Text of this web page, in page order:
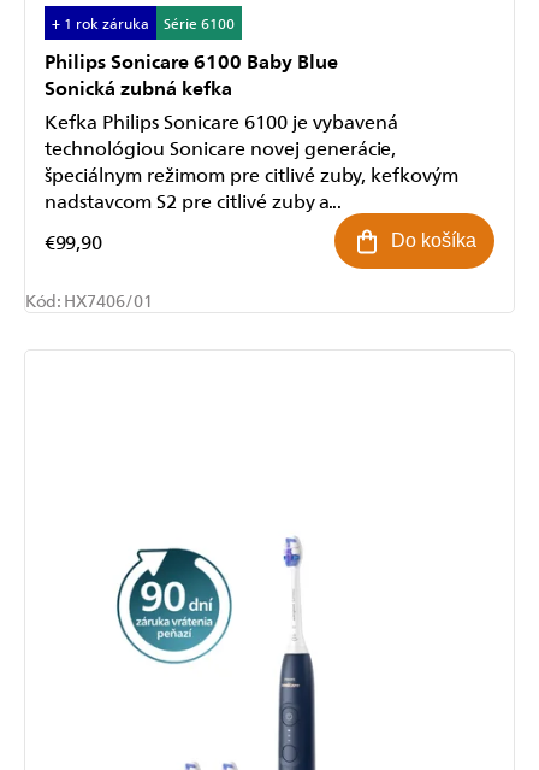
+ 1 rok záruka Série 6100
Philips Sonicare 6100 Baby Blue
Sonická zubná kefka
€99,90 Do košíka
Kefka Philips Sonicare 6100 je vybavená
technológiou Sonicare novej generácie,
špeciálnym režimom pre citlivé zuby, kefkovým
nadstavcom S2 pre citlivé zuby a...
Kód: HX7406/01